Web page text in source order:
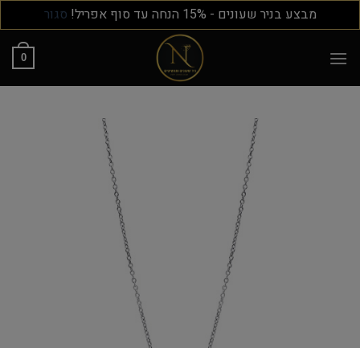
מבצע בניר שעונים - 15% הנחה עד סוף אפריל! סגור
0